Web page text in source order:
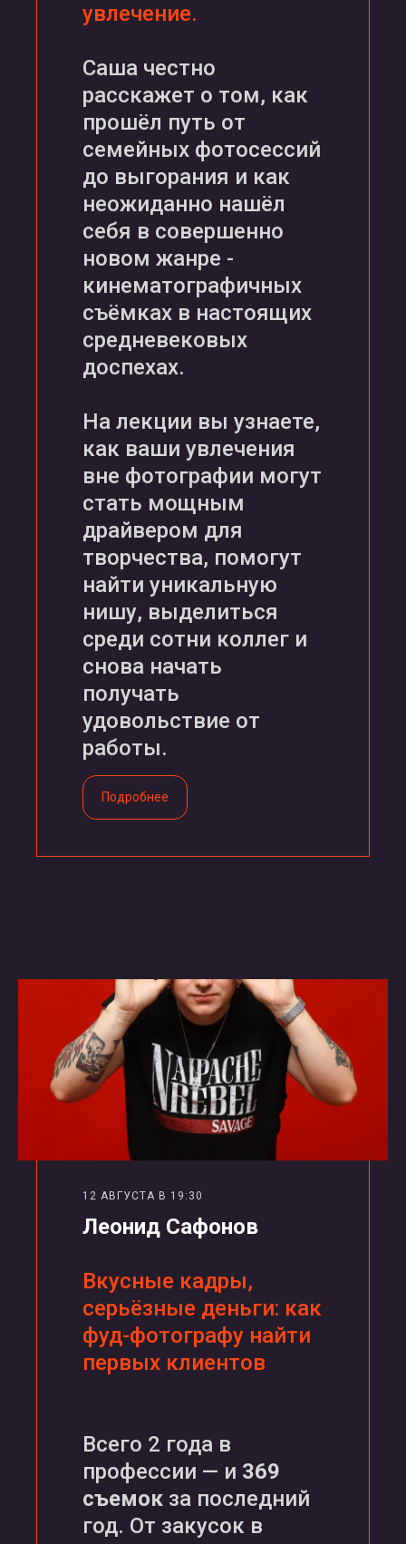
увлечение.
Саша честно
расскажет о том, как
прошёл путь от
семейных фотосессий
до выгорания и как
неожиданно нашёл
себя в совершенно
новом жанре -
кинематографичных
съёмках в настоящих
средневековых
доспехах.
На лекции вы узнаете,
как ваши увлечения
вне фотографии могут
стать мощным
драйвером для
творчества, помогут
найти уникальную
нишу, выделиться
среди сотни коллег и
снова начать
получать
удовольствие от
работы.
Подробнее
12 АВГУСТА В 19:30
Леонид Сафонов
Вкусные кадры,
серьёзные деньги: как
фуд-фотографу найти
первых клиентов
Всего 2 года в
профессии — и 369
съемок за последний
год. От закусок в